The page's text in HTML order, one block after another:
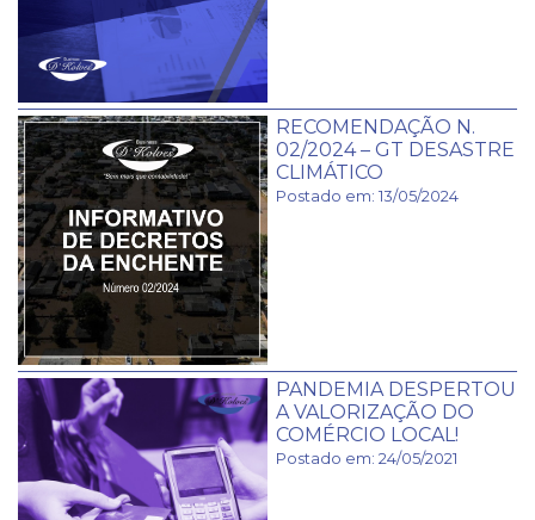
RECOMENDAÇÃO N.
02/2024 – GT DESASTRE
CLIMÁTICO
Postado em: 13/05/2024
PANDEMIA DESPERTOU
A VALORIZAÇÃO DO
COMÉRCIO LOCAL!
Postado em: 24/05/2021